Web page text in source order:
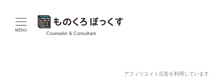
MENU
Counselor & Consultant
アフィリエイト広告を利用しています